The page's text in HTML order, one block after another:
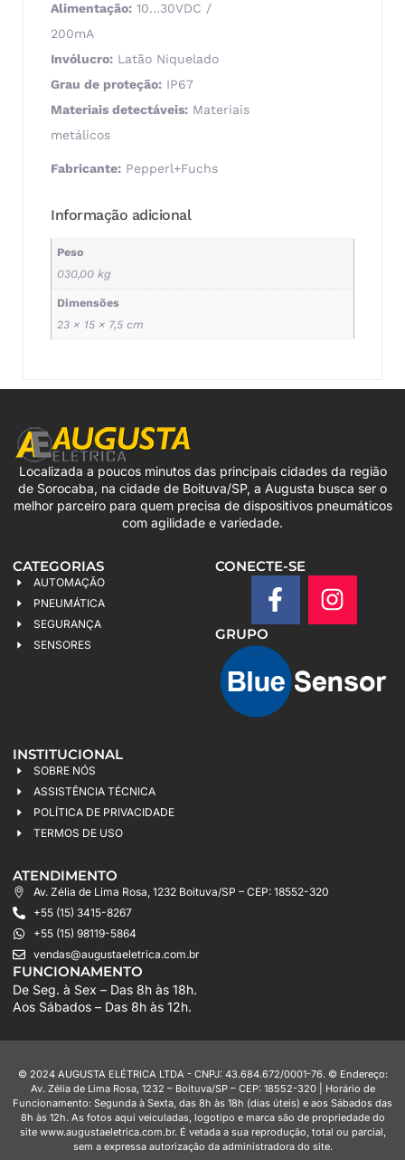
Alimentação: 10…30VDC /
200mA
Invólucro: Latão Niquelado
Grau de proteção: IP67
Materiais detectáveis: Materiais
metálicos
Fabricante: Pepperl+Fuchs
Informação adicional
Peso
030,00 kg
Dimensões
23 × 15 × 7,5 cm
Localizada a poucos minutos das principais cidades da região
de Sorocaba, na cidade de Boituva/SP, a Augusta busca ser o
melhor parceiro para quem precisa de dispositivos pneumáticos
com agilidade e variedade.
CATEGORIAS
AUTOMAÇÃO
PNEUMÁTICA
SEGURANÇA
SENSORES
CONECTE-SE
GRUPO
INSTITUCIONAL
SOBRE NÓS
ASSISTÊNCIA TÉCNICA
POLÍTICA DE PRIVACIDADE
TERMOS DE USO
ATENDIMENTO
Av. Zélia de Lima Rosa, 1232 Boituva/SP – CEP: 18552-320
+55 (15) 3415-8267
+55 (15) 98119-5864
vendas@augustaeletrica.com.br
FUNCIONAMENTO
De Seg. à Sex – Das 8h às 18h.
Aos Sábados – Das 8h às 12h.
© 2024 AUGUSTA ELÉTRICA LTDA - CNPJ: 43.684.672/0001-76. © Endereço:
Av. Zélia de Lima Rosa, 1232 – Boituva/SP – CEP: 18552-320 | Horário de
Funcionamento: Segunda à Sexta, das 8h às 18h (dias úteis) e aos Sábados das
8h às 12h. As fotos aqui veiculadas, logotipo e marca são de propriedade do
site www.augustaeletrica.com.br. É vetada a sua reprodução, total ou parcial,
sem a expressa autorização da administradora do site.